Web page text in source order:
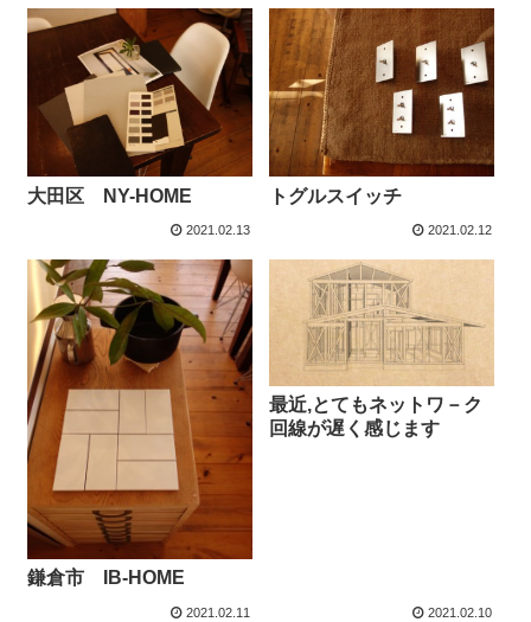
大田区 NY-HOME
2021.02.13
トグルスイッチ
2021.02.12
鎌倉市 IB-HOME
2021.02.11
最近,とてもネットワ－ク
回線が遅く感じます
2021.02.10